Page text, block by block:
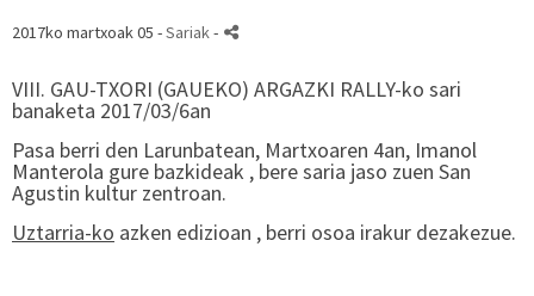
2017ko martxoak 05 -Sariak-
VIII. GAU-TXORI (GAUEKO) ARGAZKI RALLY-ko sari
banaketa 2017/03/6an
Pasa berri den Larunbatean, Martxoaren 4an, Imanol
Manterola gure bazkideak , bere saria jaso zuen San
Agustin kultur zentroan.
Uztarria-ko azken edizioan , berri osoa irakur dezakezue.